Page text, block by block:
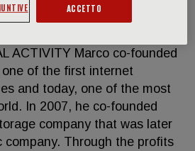
working in symbiosis with
ACTIVITY Marco co-founded
of the first internet
and today, one of the most
In 2007, he co-founded
company that was later
company. Through the profits
ACCETTO